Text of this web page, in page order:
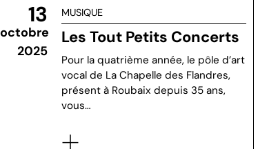
13
octobre
2025
MUSIQUE
Les Tout Petits Concerts
Pour la quatrième année, le pôle d’art
vocal de La Chapelle des Flandres,
présent à Roubaix depuis 35 ans,
vous…